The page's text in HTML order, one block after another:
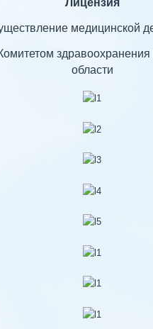
медицинской
здравоохранения
области